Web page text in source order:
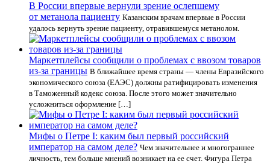
В России впервые вернули зрение ослепшему
от метанола пациенту Казанским врачам впервые в России
удалось вернуть зрение пациенту, отравившемуся метанолом.
Маркетплейсы сообщили о проблемах с ввозом товаров
из-за границы В ближайшее время страны — члены Евразийского
экономического союза (ЕАЭС) должны ратифицировать изменения
в Таможенный кодекс союза. После этого может значительно
усложниться оформление […]
Мифы о Петре I: каким был первый российский
император на самом деле? Чем значительнее и многограннее
личность, тем больше мнений возникает на ее счет. Фигура Петра